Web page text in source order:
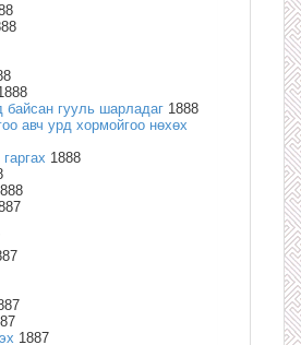
байсан гууль шарладаг 1888
авч урд хормойгоо нөхөх
1888
1887